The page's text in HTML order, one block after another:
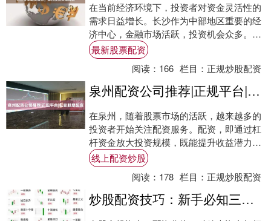
在当前经济环境下，投资者对资金灵活性的
需求日益增长。长沙作为中部地区重要的经
济中心，金融市场活跃，投资机会众多。然
而，许多投资者在抓住市场机遇时，往往面
临资金不....
最新股票配资
阅读： 166 栏目： 正规炒股配资
泉州配资公司推荐|正规平台|低息股票配资
在泉州，随着股票市场的活跃，越来越多的
投资者开始关注配资服务。配资，即通过杠
杆资金放大投资规模，既能提升收益潜力，
也伴随一定风险。因此，选择一家正规、低
息的配资....
线上配资炒股
阅读： 178 栏目： 正规炒股配资
炒股配资技巧：新手必知三大风控法则